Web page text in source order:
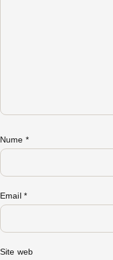
Nume *
Email *
Site web